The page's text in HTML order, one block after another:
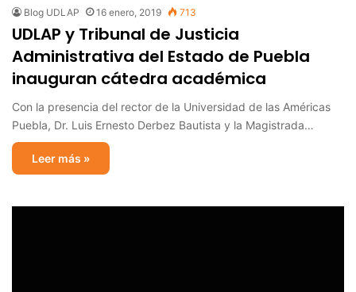
Blog UDLAP 16 enero, 2019 713
UDLAP y Tribunal de Justicia
Administrativa del Estado de Puebla
inauguran cátedra académica
Con la presencia del rector de la Universidad de las Américas
Puebla, Dr. Luis Ernesto Derbez Bautista y la Magistrada…
Leer más »